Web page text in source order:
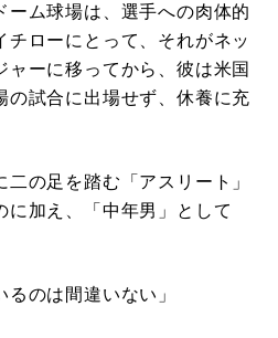
ーム球場は、選手への肉体的
チローにとって、それがネッ
ャーに移ってから、彼は米国
の試合に出場せず、休養に充
の足を踏む「アスリート」
に加え、「中年男」として
るのは間違いない」